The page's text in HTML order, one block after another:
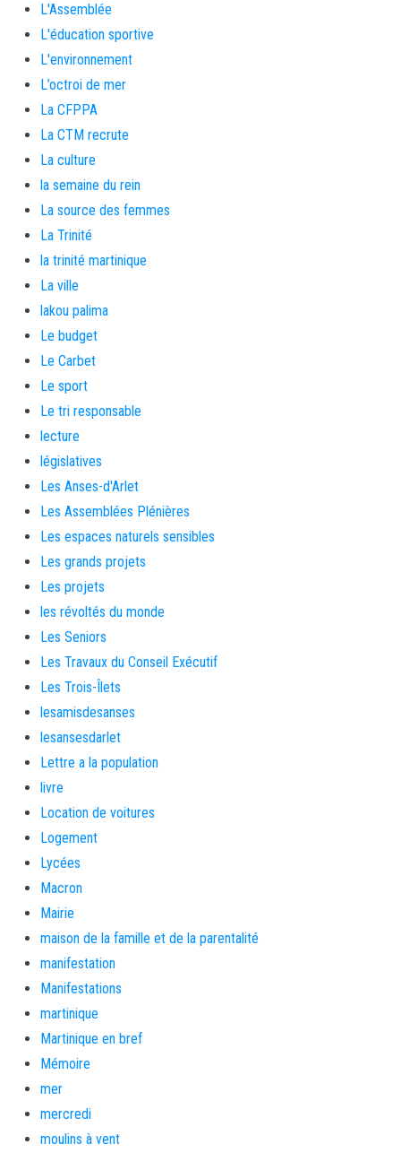
L'Assemblée
L'éducation sportive
L'environnement
L’octroi de mer
La CFPPA
La CTM recrute
La culture
la semaine du rein
La source des femmes
La Trinité
la trinité martinique
La ville
lakou palima
Le budget
Le Carbet
Le sport
Le tri responsable
lecture
législatives
Les Anses-d'Arlet
Les Assemblées Plénières
Les espaces naturels sensibles
Les grands projets
Les projets
les révoltés du monde
Les Seniors
Les Travaux du Conseil Exécutif
Les Trois-Îlets
lesamisdesanses
lesansesdarlet
Lettre a la population
livre
Location de voitures
Logement
Lycées
Macron
Mairie
maison de la famille et de la parentalité
manifestation
Manifestations
martinique
Martinique en bref
Mémoire
mer
mercredi
moulins à vent